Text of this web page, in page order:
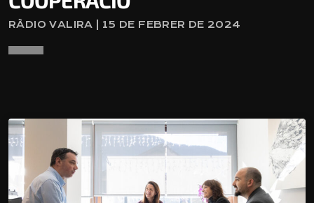
RÀDIO VALIRA | 15 DE FEBRER DE 2024